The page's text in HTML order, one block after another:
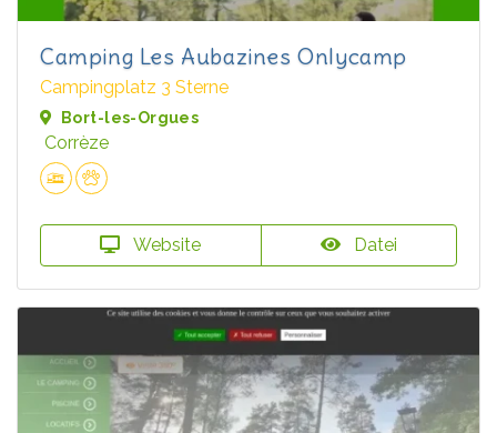
Camping Les Aubazines Onlycamp
Campingplatz 3 Sterne
Bort-les-Orgues
Corrèze
Website Datei